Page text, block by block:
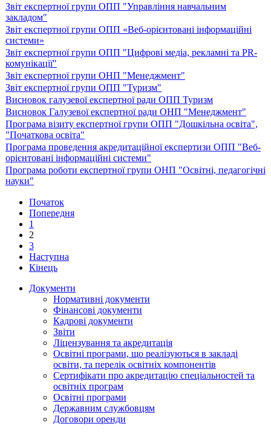
Звіт експертної групи ОПП "Управління навчальним
закладом"
Звіт експертної групи ОПП «Веб-орієнтовані інформаційні
системи»
Звіт експертної групи ОПП "Цифрові медіа, рекламні та PR-
комунікації"
Звіт експертної групи ОНП "Менеджмент"
Звіт експертної групи ОПП "Туризм"
Висновок галузевої експертної ради ОПП Туризм
Висновок Галузевої експертної ради ОНП "Менеджмент"
Програма візиту експертної групи ОПП "Дошкільна освіта",
"Початкова освіта"
Програма проведення акредитаційної експертизи ОПП "Веб-
орієнтовані інформаційні системи"
Програма роботи експертної групи ОНП "Освітні, педагогічні
науки"
Початок
Попередня
1
2
3
Наступна
Кінець
Документи
Нормативні документи
Фінансові документи
Кадрові документи
Звіти
Ліцензування та акредитація
Освітні програми, що реалізуються в закладі
освіти, та перелік освітніх компонентів
Сертифікати про акредитацію спеціальностей та
освітніх програм
Освітні програми
Державним службовцям
Договори оренди